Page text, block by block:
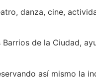
danza, cine,
de la Ciudad,
así mismo la